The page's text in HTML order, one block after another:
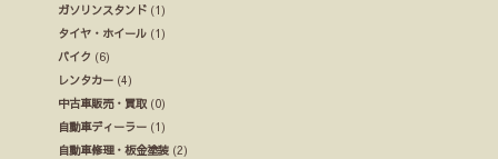
ガソリンスタンド (1)
タイヤ・ホイール (1)
バイク (6)
レンタカー (4)
中古車販売・買取 (0)
自動車ディーラー (1)
自動車修理・板金塗装 (2)